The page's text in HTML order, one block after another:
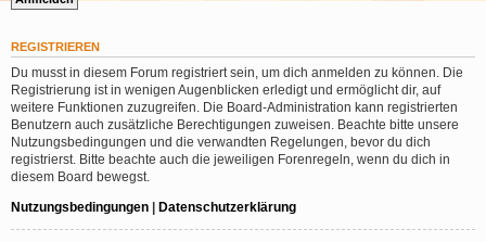
REGISTRIEREN
Du musst in diesem Forum registriert sein, um dich anmelden zu können. Die
Registrierung ist in wenigen Augenblicken erledigt und ermöglicht dir, auf
weitere Funktionen zuzugreifen. Die Board-Administration kann registrierten
Benutzern auch zusätzliche Berechtigungen zuweisen. Beachte bitte unsere
Nutzungsbedingungen und die verwandten Regelungen, bevor du dich
registrierst. Bitte beachte auch die jeweiligen Forenregeln, wenn du dich in
diesem Board bewegst.
Nutzungsbedingungen | Datenschutzerklärung